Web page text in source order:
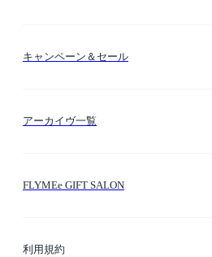
キャンペーン＆セール
アーカイヴ一覧
FLYMEe GIFT SALON
利用規約